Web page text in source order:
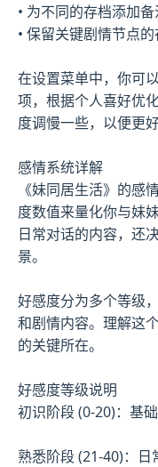
• 为不同的存档添加
• 保留关键剧情节点
在设置菜单中，你可
项，根据个人喜好优
度调慢一些，以便更
感情系统详解
《妹同居生活》的感
度数值来量化你与妹
日常对话的内容，还
景。
好感度分为多个等级
和剧情内容。理解这
的关键所在。
好感度等级说明
初识阶段 (0-20)：基
熟悉阶段 (21-40)：